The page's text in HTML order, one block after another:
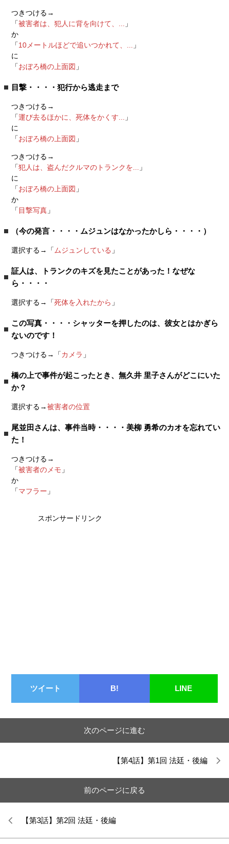
つきつける→
「被害者は、犯人に背を向けて、...
」
か
「10メートルほどで追いつかれて、...
」
に
「おぼろ橋の上面図 」
目撃・・・・犯行から逃走まで
つきつける→
「運び去るほかに、死体をかくす...
」
に
「おぼろ橋の上面図 」
つきつける→
「犯人は、盗んだクルマのトランクを...
」
に
「おぼろ橋の上面図 」
か
「 目撃写真 」
（今の発言・・・・ムジュンはなかったかしら・・・・）
選択する→「 ムジュンしている 」
証人は、トランクのキズを見たことがあった！なぜな
ら・・・・
選択する→「死体を入れたから 」
この写真・・・・シャッターを押したのは、彼女とはかぎら
ないのです！
つきつける→「カメラ 」
橋の上で事件が起こったとき、無久井 里子さんがどこにいた
か？
選択する→被害者の位置
尾並田さんは、事件当時・・・・美柳 勇希のカオを忘れてい
た！
つきつける→
「被害者のメモ 」
か
「マフラー 」
スポンサードリンク
ツイート B! LINE
次のページに進む
【第4話】第1回 法廷・後編
前のページに戻る
【第3話】第2回 法廷・後編